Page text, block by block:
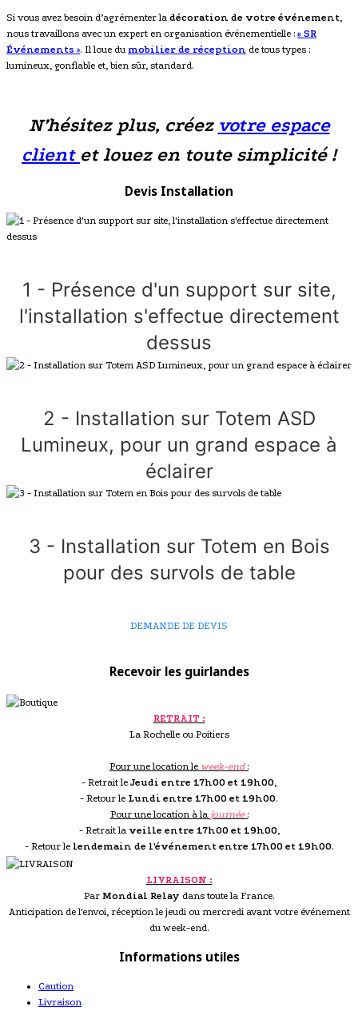
Si vous avez besoin d’agrémenter la décoration de votre événement,
nous travaillons avec un expert en organisation événementielle : « SR
Événements ». Il loue du mobilier de réception de tous types :
lumineux, gonflable et, bien sûr, standard.
N’hésitez plus, créez votre espace
client et louez en toute simplicité !
Devis Installation
1 - Présence d'un support sur site,
l'installation s'effectue directement
dessus
2 - Installation sur Totem ASD
Lumineux, pour un grand espace à
éclairer
3 - Installation sur Totem en Bois
pour des survols de table
DEMANDE DE DEVIS
Recevoir les guirlandes
RETRAIT :
La Rochelle ou Poitiers
Pour une location le week-end:
- Retrait le Jeudi entre 17h00 et 19h00
- Retour le Lundi entre 17h00 et 19h00.
Pour une location à la journée:
- Retrait la veille entre 17h00 et 19h00,
- Retour le lendemain de l'événement entre 17h00 et 19h00.
LIVRAISON :
Par Mondial Relay dans toute la France.
Anticipation de l'envoi, réception le jeudi ou mercredi avant votre événement
du week-end.
Informations utiles
Caution
Livraison